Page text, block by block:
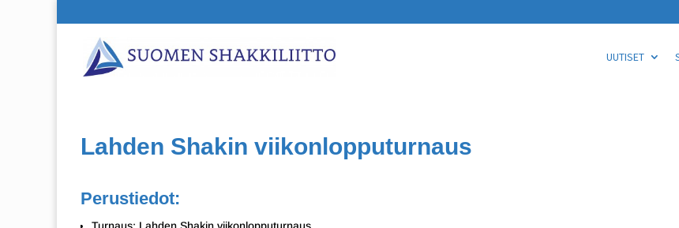
UUTISET
Lahden Shakin viikonlopputurnaus
Perustiedot: